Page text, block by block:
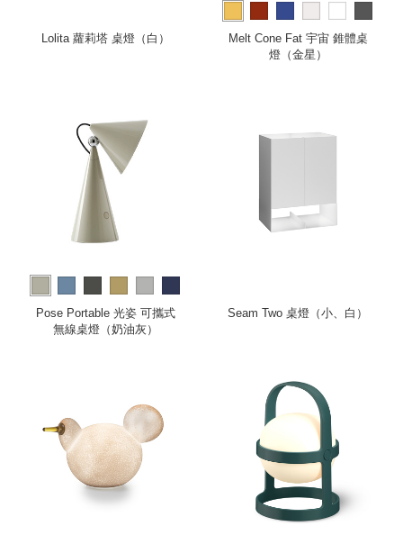
Lolita 蘿莉塔 桌燈（白） more
Melt Cone Fat 宇宙 錐體桌
燈（金星）
more
Pose Portable 光姿 可攜式
無線桌燈（奶油灰）
Seam Two 桌燈（小、白）